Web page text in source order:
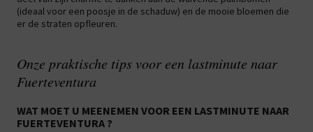
(ideaal voor een poosje in de schaduw) en de mooie bloemen die
er de straten opfleuren.
Onze praktische tips voor een lastminute naar
Fuerteventura
WAT MOET U MEENEMEN VOOR EEN LASTMINUTE NAAR
FUERTEVENTURA ?